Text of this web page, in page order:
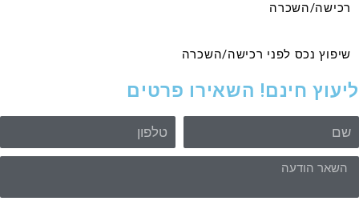
רכישה/השכרה
שיפוץ נכס לפני רכישה/השכרה
חינם! השאירו פרטים